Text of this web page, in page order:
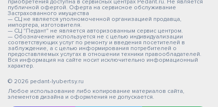
приобретения доступна в сервисных центрах Pedant.ru. Не является
публичной офертой. Оферта на сервисное обслуживание
Застрахованного имущества
— СЦ не является уполномоченной организацией продавца,
импортера, изготовителя.
— СЦ "Педант" не является авторизованным сервис центром.
— Обозначение используется не с целью индивидуализации
соответствующих услуг по ремонту и введения посетителей в
заблуждение, а с целью информирования потребителей о
предоставляемых услугах в отношении техники правообладателей.
Вся информация на сайте носит исключительно информационный
характер.
© 2026 pedant-lyubertsy.ru
Любое использование либо копирование материалов сайта,
элементов дизайна и оформления не допускается.